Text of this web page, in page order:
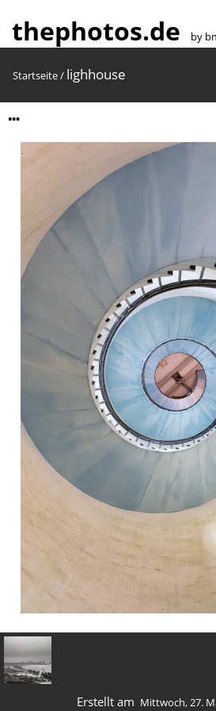
thephotos.de by
Startseite/ lighhouse
Erstellt am Mittwoch, 27.